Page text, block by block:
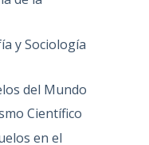
y Sociología
del Mundo
Científico
en el